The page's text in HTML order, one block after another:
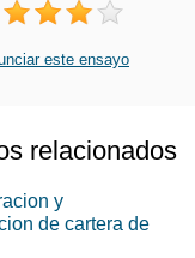
este ensayo
relacionados
y
de cartera de